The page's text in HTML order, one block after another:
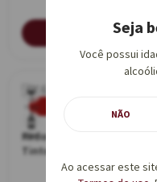
AVISE-ME
Redondo Single Block DOC
Tinto 750ml
750ml
Seja
Você possui
NÃO
Ao acessar este